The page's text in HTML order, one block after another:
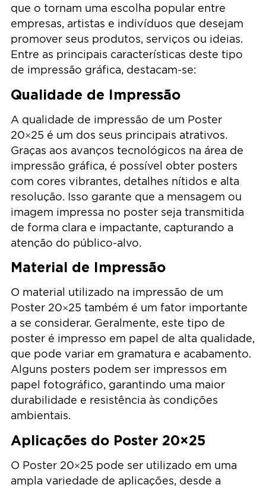
que o tornam uma escolha popular entre
empresas, artistas e indivíduos que desejam
promover seus produtos, serviços ou ideias.
Entre as principais características deste tipo
de impressão gráfica, destacam-se:
Qualidade de Impressão
A qualidade de impressão de um Poster
20×25 é um dos seus principais atrativos.
Graças aos avanços tecnológicos na área de
impressão gráfica, é possível obter posters
com cores vibrantes, detalhes nítidos e alta
resolução. Isso garante que a mensagem ou
imagem impressa no poster seja transmitida
de forma clara e impactante, capturando a
atenção do público-alvo.
Material de Impressão
O material utilizado na impressão de um
Poster 20×25 também é um fator importante
a se considerar. Geralmente, este tipo de
poster é impresso em papel de alta qualidade,
que pode variar em gramatura e acabamento.
Alguns posters podem ser impressos em
papel fotográfico, garantindo uma maior
durabilidade e resistência às condições
ambientais.
Aplicações do Poster 20×25
O Poster 20×25 pode ser utilizado em uma
ampla variedade de aplicações, desde a